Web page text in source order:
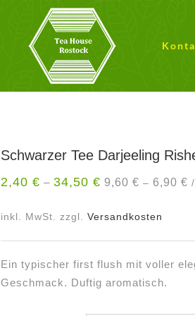
Schwarzer Tee Darjeeling
2,40 € – 34,50 € 9,60 € – 6,90 € /
inkl. MwSt. zzgl. Versandkosten
Ein typischer first flush mit voller
Geschmack. Duftig aromatisch.